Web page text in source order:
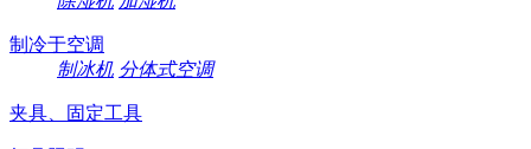
制冷于空调
制冰机 分体式空调
夹具、固定工具